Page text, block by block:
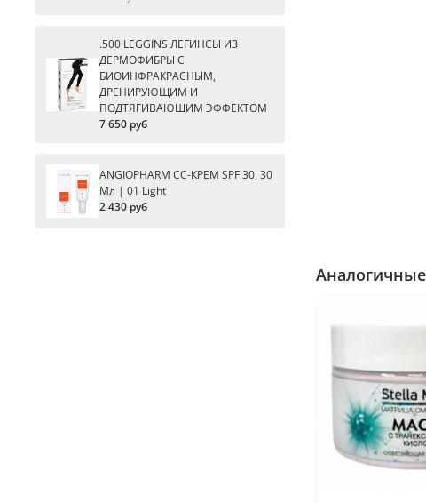
.500 LEGGINS ЛЕГИНСЫ ИЗ
ДЕРМОФИБРЫ С
БИОИНФРАКРАСНЫМ,
ДРЕНИРУЮЩИМ И
ПОДТЯГИВАЮЩИМ ЭФФЕКТОМ
7 650 руб
ANGIOPHARM CC-КРЕМ SPF 30, 30
Мл | 01 Light
2 430 руб